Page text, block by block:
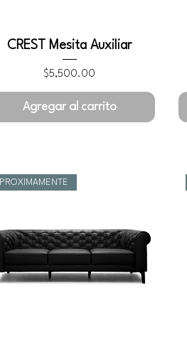
CREST Mesita Auxiliar
Precio
$5,500.00
Agregar al carrito
PROXIMAMENTE